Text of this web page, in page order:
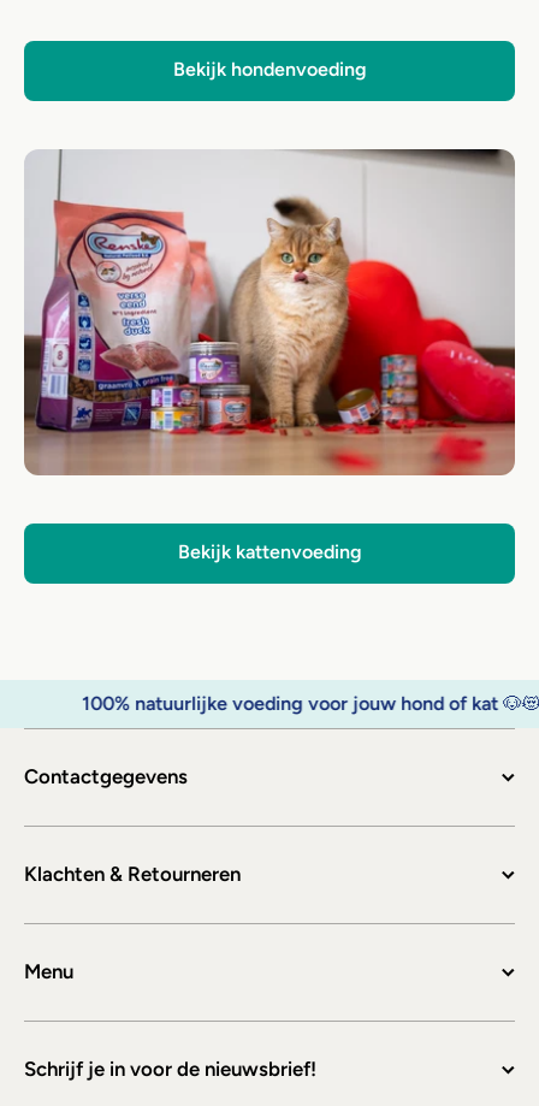
Bekijk hondenvoeding
Bekijk kattenvoeding
100% natuurlijke voeding voor jouw hond of kat🐶😻
Contactgegevens
Klachten & Retourneren
Menu
Schrijf je in voor de nieuwsbrief!